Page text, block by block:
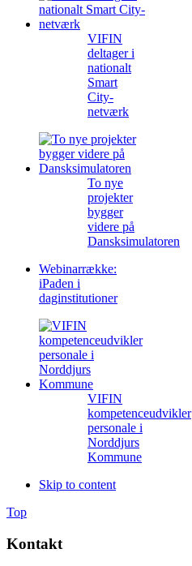
VIFIN
deltager i
nationalt
Smart
City-
netværk
To nye
projekter
bygger
videre på
Dansksimulatoren
Webinarrække:
iPaden i
daginstitutioner
VIFIN
kompetenceudvikler
personale i
Norddjurs
Kommune
Skip to content
Top
Kontakt